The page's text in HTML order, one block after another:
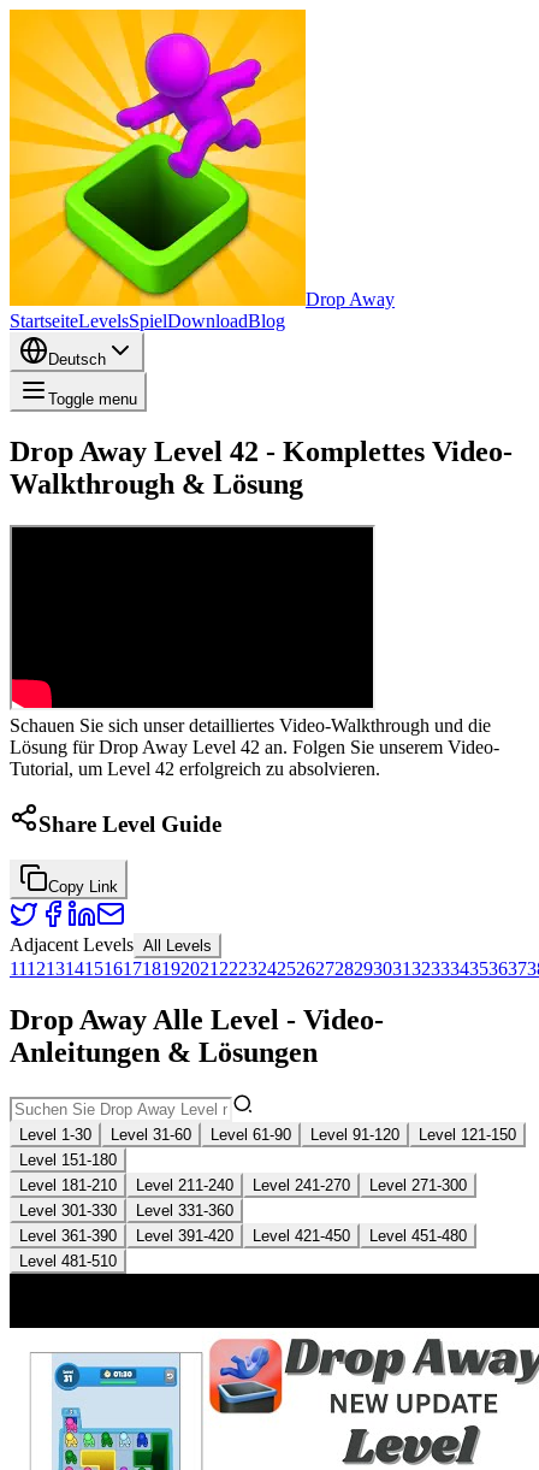
Drop Away
StartseiteLevelsSpielDownloadBlog
Deutsch
Toggle menu
Drop Away Level 42 - Komplettes Video-
Walkthrough & Lösung
Schauen Sie sich unser detailliertes Video-Walkthrough und die
Lösung für Drop Away Level 42 an. Folgen Sie unserem Video-
Tutorial, um Level 42 erfolgreich zu absolvieren.
Share Level Guide
Copy Link
Adjacent Levels All Levels
1112131415161718192021 22232425262728293031323334353637
Drop Away Alle Level - Video-
Anleitungen & Lösungen
Level 1-30 Level 31-60 Level 61-90 Level 91-120
Level 121-150
Level 151-180
Level 181-210
Level 211-240 Level 241-270
Level 271-300
Level 301-330
Level 331-360
Level 361-390
Level 391-420 Level 421-450
Level 451-480
Level 481-510